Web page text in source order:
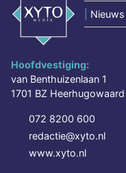
Hoofdvestiging:
van Benthuizenlaan 1
1701 BZ Heerhugowaard
072 8200 600
redactie@xyto.nl
www.xyto.nl